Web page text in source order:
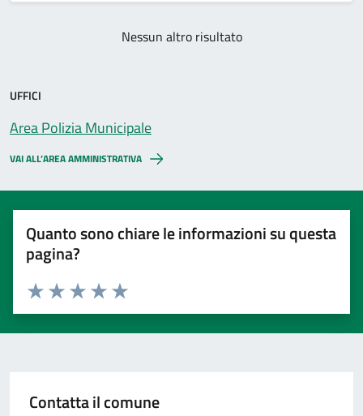
Nessun altro risultato
UFFICI
Area Polizia Municipale
VAI ALL’AREA AMMINISTRATIVA
Quanto sono chiare le informazioni su questa
pagina?
Valuta 5 stelle su 5
Valuta 4 stelle su 5
Valuta 3 stelle su 5
Valuta 2 stelle su 5
Valuta 1 stelle su 5
Contatta il comune